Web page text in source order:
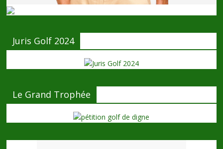
Juris Golf 2024
Le Grand Trophée